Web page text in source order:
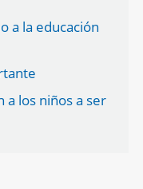
a la educación
los niños a ser